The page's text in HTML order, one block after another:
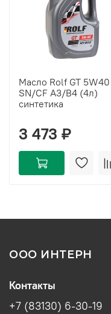
Масло Rolf GT 5W40
SN/CF A3/B4 (4л)
синтетика
3 473 ₽
ООО ИНТЕРН
Контакты
+7 (83130) 6-30-19